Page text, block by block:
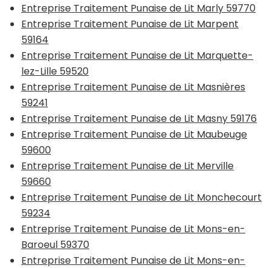
Entreprise Traitement Punaise de Lit Marly 59770
Entreprise Traitement Punaise de Lit Marpent
59164
Entreprise Traitement Punaise de Lit Marquette-
lez-Lille 59520
Entreprise Traitement Punaise de Lit Masnières
59241
Entreprise Traitement Punaise de Lit Masny 59176
Entreprise Traitement Punaise de Lit Maubeuge
59600
Entreprise Traitement Punaise de Lit Merville
59660
Entreprise Traitement Punaise de Lit Monchecourt
59234
Entreprise Traitement Punaise de Lit Mons-en-
Baroeul 59370
Entreprise Traitement Punaise de Lit Mons-en-